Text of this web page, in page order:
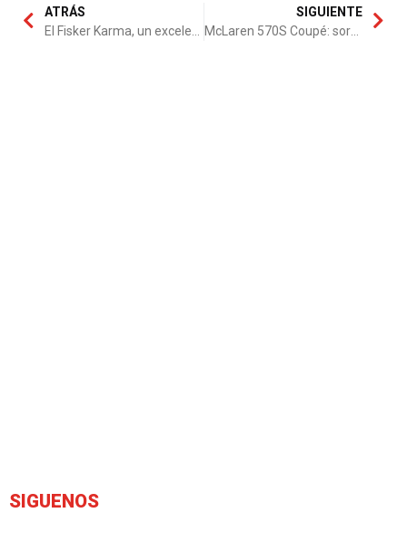
ATRÁS
El Fisker Karma, un excelente deportivo
SIGUIENTE
McLaren 570S Coupé: sorprendente
SIGUENOS